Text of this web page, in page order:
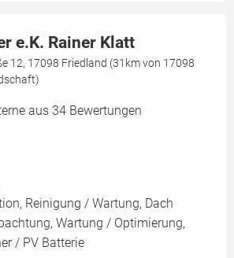
e.K. Rainer Klatt
12, 17098 Friedland (31km von 17098
aus 34 Bewertungen
Reinigung / Wartung, Dach
Wartung / Optimierung,
/ PV Batterie